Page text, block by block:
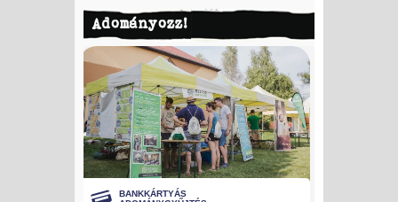
Adományozz!